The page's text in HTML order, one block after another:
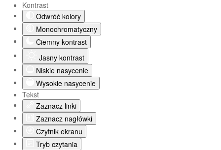
Kontrast
Odwróć kolory
Monochromatyczny
Ciemny kontrast
Jasny kontrast
Niskie nasycenie
Wysokie nasycenie
Tekst
Zaznacz linki
Zaznacz nagłówki
Czytnik ekranu
Tryb czytania